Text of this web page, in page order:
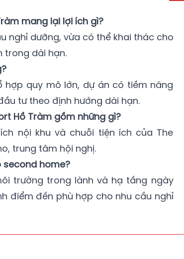
mang lại lợi ích gì?
nghỉ dưỡng, vừa có thể khai thác cho
trong dài hạn.
quy mô lớn, dự án có tiềm năng
tư theo định hướng dài hạn.
Hồ Tràm gồm những gì?
nội khu và chuỗi tiện ích của The
trung tâm hội nghị.
second home?
trường trong lành và hạ tầng ngày
điểm đến phù hợp cho nhu cầu nghỉ